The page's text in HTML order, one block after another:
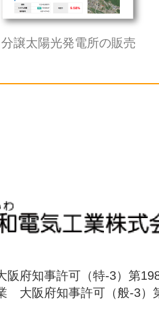
分譲太陽光発電所の販売
府知事許可（特-3）第
大阪府知事許可（般-3）